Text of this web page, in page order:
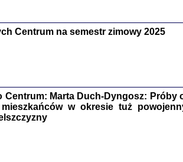
Zagłada Żydów.
Centrum na semestr zimowy 2025
Centrum: Marta Duch-Dyngosz: Próby
w okresie tuż